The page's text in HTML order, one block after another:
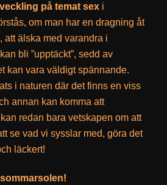
på temat sex i
om man har en dragning åt
att älska med varandra i
bli ”upptäckt”, sedd av
kan vara väldigt spännande.
i naturen där det finns en viss
annan kan komma att
redan bara vetskapen om att
se vad vi sysslar med, göra det
läckert!